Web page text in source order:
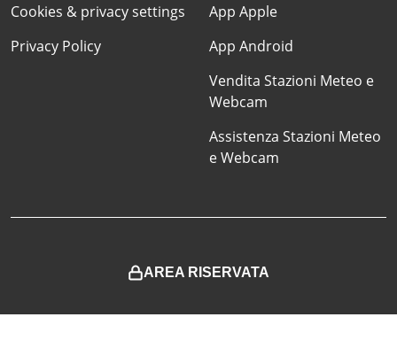
Cookies & privacy settings
Privacy Policy
App Apple
App Android
Vendita Stazioni Meteo e
Webcam
Assistenza Stazioni Meteo
e Webcam
AREA RISERVATA